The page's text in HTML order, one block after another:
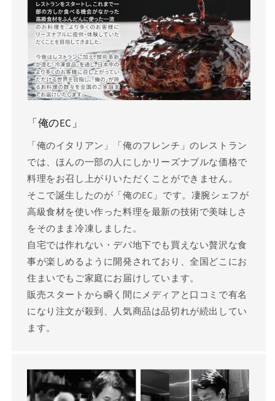
「俺のEC」
「俺のイタリアン」「俺のフレンチ」のレストラン
では、ほんの一部の人にしかリーズナブルな価格で
料理をお召し上がりいただくことができません。
そこで誕生したのが「俺のEC」です。凄腕シェフが
高級食材を使い作った料理を最新の技術で美味しさ
をそのまま冷凍しました。
自宅では作れない・デパ地下でも買えない贅沢な食
事が楽しめるように開発されており、全国どこにお
住まいでもご家庭にお届けしています。
販売スタートから瞬く間にメディアと口コミで有名
になり注文が殺到、人気商品は品切れが続出してい
ます。